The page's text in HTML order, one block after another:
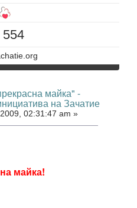
554
майка" -
на Зачатие
02:31:47 am »
майка!